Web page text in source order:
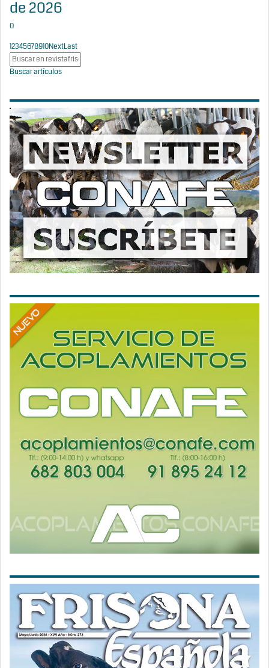
de 2026
0
12345678910NextLast
Buscar artículos